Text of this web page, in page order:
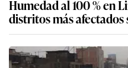
Humedad al 100 % en
distritos más afectados